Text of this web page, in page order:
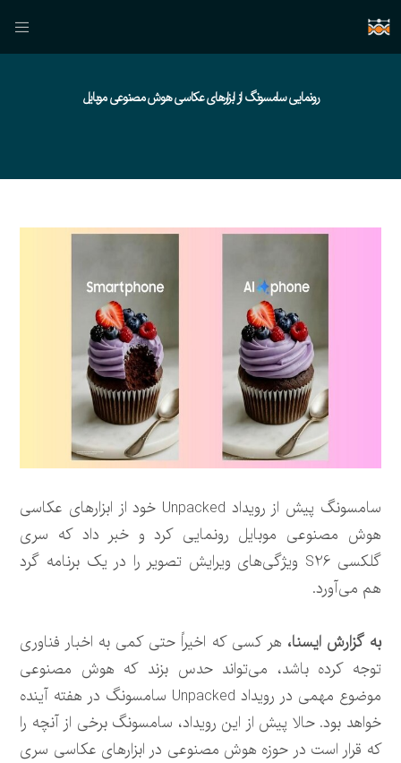
رونمایی سامسونگ از ابزارهای عکاسی هوش مصنوعی موبایل
سامسونگ پیش از رویداد Unpacked خود از ابزارهای عکاسی
هوش مصنوعی موبایل رونمایی کرد و خبر داد که سری
گلکسی S26 ویژگی‌های ویرایش تصویر را در یک برنامه گرد
هم می‌آورد.
به گزارش ایسنا، هر کسی که اخیراً حتی کمی به اخبار فناوری
توجه کرده باشد، می‌تواند حدس بزند که هوش مصنوعی
موضوع مهمی در رویداد Unpacked سامسونگ در هفته آینده
خواهد بود. حالا پیش از این رویداد، سامسونگ برخی از آنچه را
که قرار است در حوزه هوش مصنوعی در ابزارهای عکاسی سری